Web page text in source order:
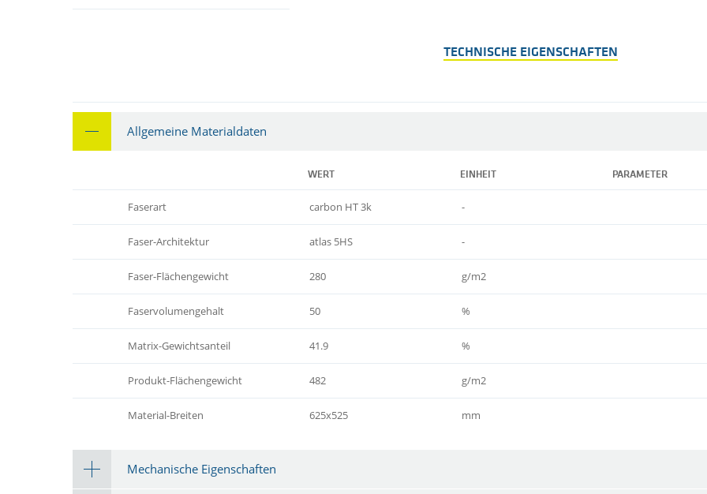
TECHNISCHE EIGENSCHAFTEN
Allgemeine Materialdaten
WERT EINHEIT PARAMETER
Faserart carbon HT 3k -
Faser-Architektur atlas 5HS -
Faser-Flächengewicht 280 g/m2
Faservolumengehalt 50 %
Matrix-Gewichtsanteil 41.9 %
Produkt-Flächengewicht 482 g/m2
Material-Breiten 625x525 mm
Mechanische Eigenschaften